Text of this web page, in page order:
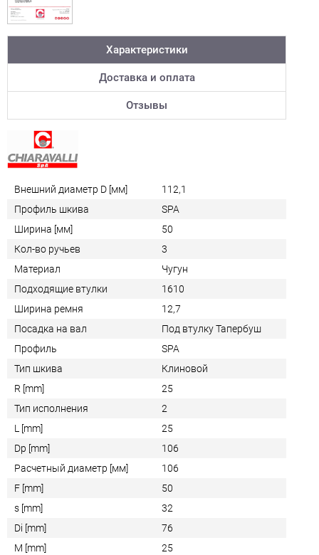
Характеристики
Доставка и оплата
Отзывы
Внешний диаметр D [мм]
112,1
Профиль шкива
SPA
Ширина [мм]
50
Кол-во ручьев
3
Материал
Чугун
Подходящие втулки
1610
Ширина ремня
12,7
Посадка на вал
Под втулку Тапербуш
Профиль
SPA
Тип шкива
Клиновой
R [mm]
25
Тип исполнения
2
L [mm]
25
Dp [mm]
106
Расчетный диаметр [мм]
106
F [mm]
50
s [mm]
32
Di [mm]
76
M [mm]
25